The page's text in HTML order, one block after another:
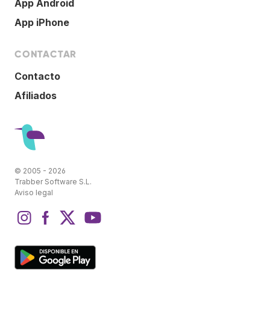
App Android
App iPhone
CONTACTAR
Contacto
Afiliados
© 2005 - 2026
Trabber Software S.L.
Aviso legal